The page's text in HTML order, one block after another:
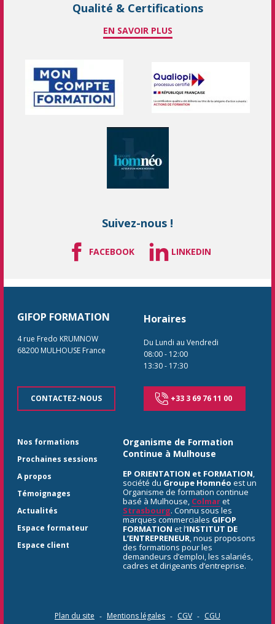
Qualité & Certifications
EN SAVOIR PLUS
Suivez-nous !
FACEBOOK LINKEDIN
GIFOP FORMATION
4 rue Fredo KRUMNOW
68200 MULHOUSE France
CONTACTEZ-NOUS
Horaires
Du Lundi au Vendredi
08:00- 12:00
13:30- 17:30
+33 3 69 76 11 00
Nos formations
Prochaines sessions
A propos
Témoignages
Actualités
Espace formateur
Espace client
Organisme de Formation
Continue à Mulhouse
EP ORIENTATION et FORMATION,
société du Groupe Homnéo est un
Organisme de formation continue
basé à Mulhouse, Colmaret
Strasbourg. Connu sous les
marques commerciales GIFOP
FORMATION et l’INSTITUT DE
L’ENTREPRENEUR, nous proposons
des formations pour les
demandeurs d’emploi, les salariés,
cadres et dirigeants d’entreprise.
Plan du site Mentions légales CGV
CGU